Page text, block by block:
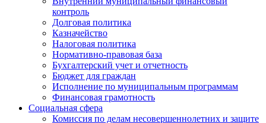
контроль
Долговая политика
Казначейство
Налоговая политика
Нормативно-правовая база
Бухгалтерский учет и отчетность
Бюджет для граждан
Исполнение по муниципальным программам
Финансовая грамотность
Социальная сфера
Комиссия по делам несовершеннолетних и защите